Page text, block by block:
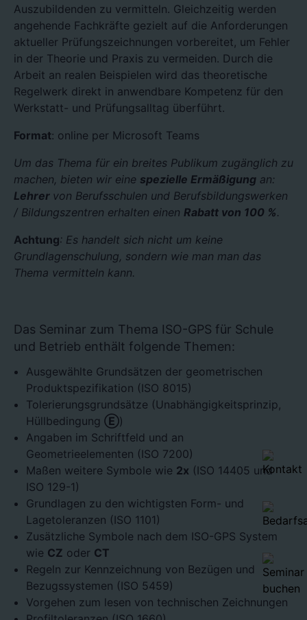
Auszubildenden zu vermitteln. Gleichzeitig werden
angehende Fachkräfte gezielt auf die Anforderungen
aktueller Prüfungszeichnungen vorbereitet, um Fehler
in der Theorie und Praxis zu vermeiden. Durch die
Arbeit an realen Beispielen wird das theoretische
Regelwerk direkt in anwendbare Kompetenz für den
Werkstatt- und Prüfungsalltag überführt.
Format: online per Microsoft Teams
Um das Thema für ein breites Publikum zugänglich zu
machen, bieten wir eine spezielle Ermäßigung an:
Lehrer von Berufsschulen und Berufsbildungswerken
/ Bildungszentren erhalten einen Rabatt von 100 %.
Achtung: Es handelt sich nicht um keine
Grundlagenschulung, sondern wie man man das
Thema vermitteln kann.
Das Seminar zum Thema ISO-GPS für Schule
und Betrieb enthält folgende Themen:
Ausgewählte Grundsätzen der geometrischen
Produktspezifikation (ISO 8015)
Tolerierungsgrundsätze (Unabhängigkeitsprinzip,
Hüllbedingung Ⓔ)
Angaben im Schriftfeld und an
Geometrieelementen (ISO 7200)
Maßen weitere Symbole wie 2x (ISO 14405 und
ISO 129-1)
Grundlagen zu den wichtigsten Form- und
Lagetoleranzen (ISO 1101)
Zusätzliche Symbole nach dem ISO-GPS System
wie CZ oder CT
Regeln zur Kennzeichnung von Bezügen und
Bezugssystemen (ISO 5459)
Vorgehen zum lesen von technischen Zeichnungen